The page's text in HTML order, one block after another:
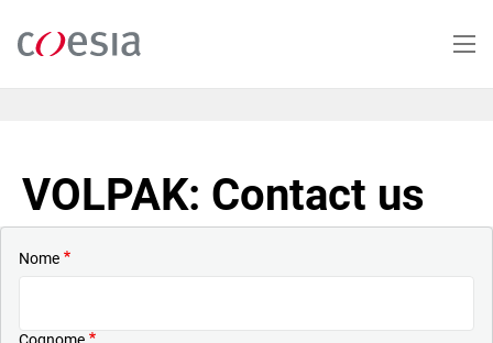
contenuto
VOLPAK: Contact us
Nome